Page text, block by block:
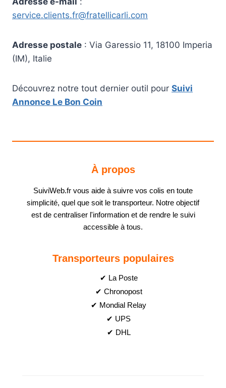
service.clients.fr@fratellicarli.com
Adresse postale : Via Garessio 11, 18100 Imperia
(IM), Italie
Découvrez notre tout dernier outil pour Suivi
Annonce Le Bon Coin
À propos
SuiviWeb.fr vous aide à suivre vos colis en toute
simplicité, quel que soit le transporteur. Notre objectif
est de centraliser l'information et de rendre le suivi
accessible à tous.
Transporteurs populaires
✔ La Poste
✔ Chronopost
✔ Mondial Relay
✔ UPS
✔ DHL